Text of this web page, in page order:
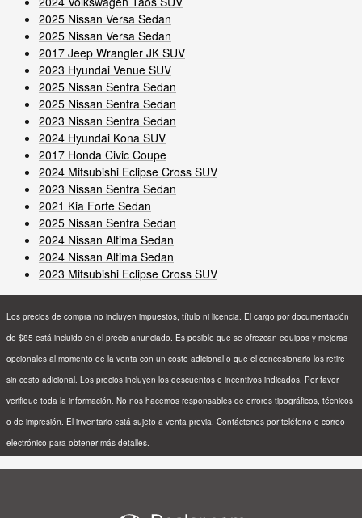
2025 Nissan Versa Sedan
2025 Nissan Versa Sedan
2017 Jeep Wrangler JK SUV
2023 Hyundai Venue SUV
2025 Nissan Sentra Sedan
2025 Nissan Sentra Sedan
2023 Nissan Sentra Sedan
2024 Hyundai Kona SUV
2017 Honda Civic Coupe
2024 Mitsubishi Eclipse Cross SUV
2023 Nissan Sentra Sedan
2021 Kia Forte Sedan
2025 Nissan Sentra Sedan
2024 Nissan Altima Sedan
2024 Nissan Altima Sedan
2023 Mitsubishi Eclipse Cross SUV
Los precios de compra no incluyen impuestos, título ni licencia. El cargo por documentación
de $85 está incluido en el precio anunciado. Es posible que se ofrezcan equipos y mejoras
opcionales al momento de la venta con un costo adicional o que el concesionario los retire
sin costo adicional. Los precios incluyen los descuentos e incentivos indicados. Por favor,
verifique toda la información. No nos hacemos responsables de errores tipográficos, técnicos
o de impresión. El inventario está sujeto a venta previa. Contáctenos por teléfono o correo
electrónico para obtener más detalles.